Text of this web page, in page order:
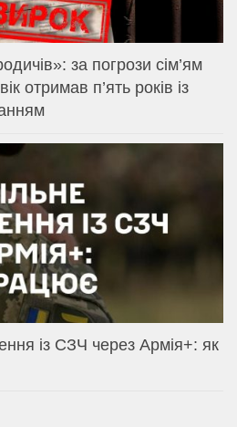
за погрози сім’ям
отримав п’ять років із
із СЗЧ через Армія+: як